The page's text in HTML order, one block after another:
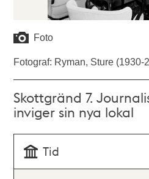
Foto
Fotograf: Ryman, Sture (1930-
Skottgränd 7.
inviger sin nya lokal
Tid